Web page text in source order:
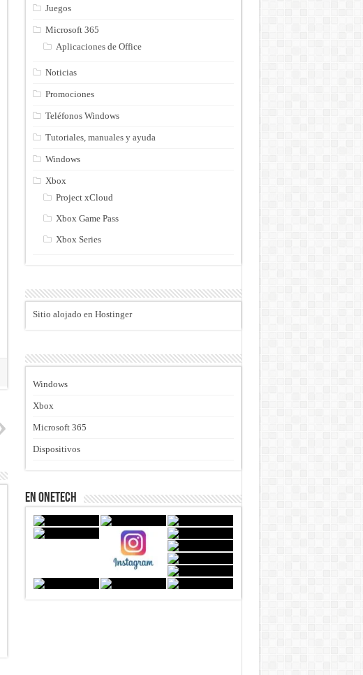
Juegos
Microsoft 365
Aplicaciones de Office
Noticias
Promociones
Teléfonos Windows
Tutoriales, manuales y ayuda
Windows
Xbox
Project xCloud
Xbox Game Pass
Xbox Series
Sitio alojado en Hostinger
Windows
Xbox
Microsoft 365
Dispositivos
En Onetech